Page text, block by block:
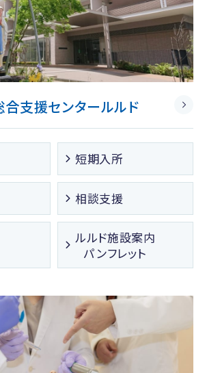
支援センタールルド
短期入所
相談支援
ルルド施設案内
パンフレット